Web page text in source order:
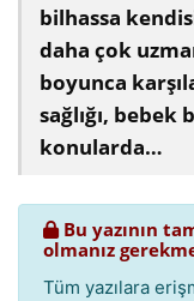
bilhassa
daha çok
boyunca
sağlığı, bebek
konularda…
Bu yazının
olmanız
Tüm yazılara